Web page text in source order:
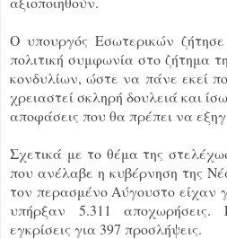
Ο υπουργός Εσωτερικών
πολιτική συμφωνία στο ζήτημα
κονδυλίων, ώστε να πάνε εκεί
χρειαστεί σκληρή δουλειά και
αποφάσεις που θα πρέπει να
Σχετικά με το θέμα της
που ανέλαβε η κυβέρνηση της
τον περασμένο Αύγουστο είχαν
υπήρξαν 5.311
εγκρίσεις για 397 προσλήψεις.